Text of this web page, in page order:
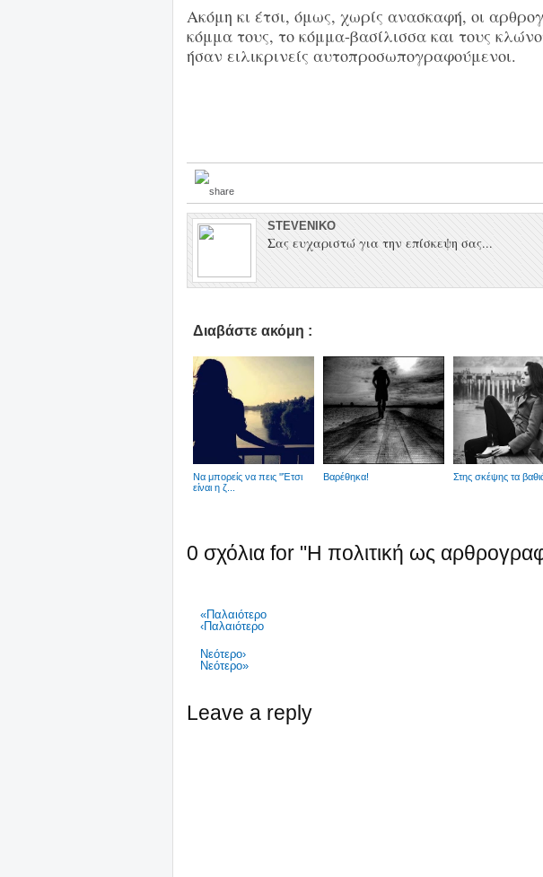
Ακόμη κι έτσι, όμως, χωρίς ανασκαφή, οι
κόμμα τους, το κόμμα-βασίλισσα και τους
ήσαν ειλικρινείς αυτοπροσωπογραφούμενοι.
STEVENIKO
Σας ευχαριστώ για την επίσκεψη σας...
Διαβάστε ακόμη :
Να μπορείς να πεις ''Έτσι
είναι η ζ...
Βαρέθηκα! Στης σκέψης τα
0 σχόλια for "Η πολιτική ως
«Παλαιότερο
‹Παλαιότερο
Νεότερο›
Νεότερο»
Leave a reply